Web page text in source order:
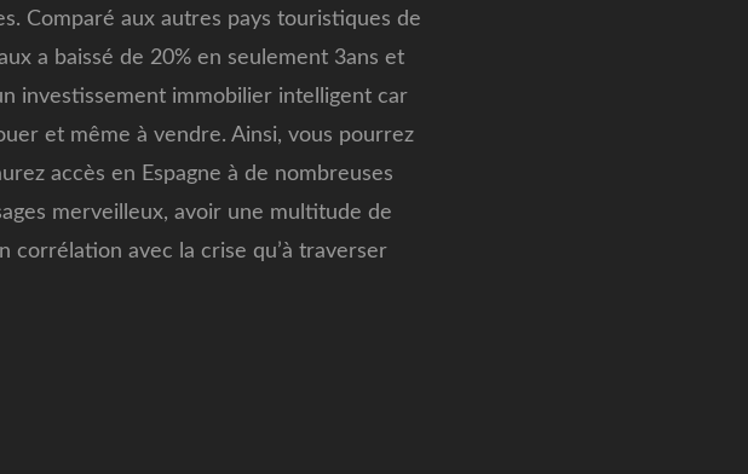
Comparé aux autres pays touristiques de
a baissé de 20% en seulement 3ans et
investissement immobilier intelligent car
et même à vendre. Ainsi, vous pourrez
accès en Espagne à de nombreuses
merveilleux, avoir une multitude de
corrélation avec la crise qu’à traverser